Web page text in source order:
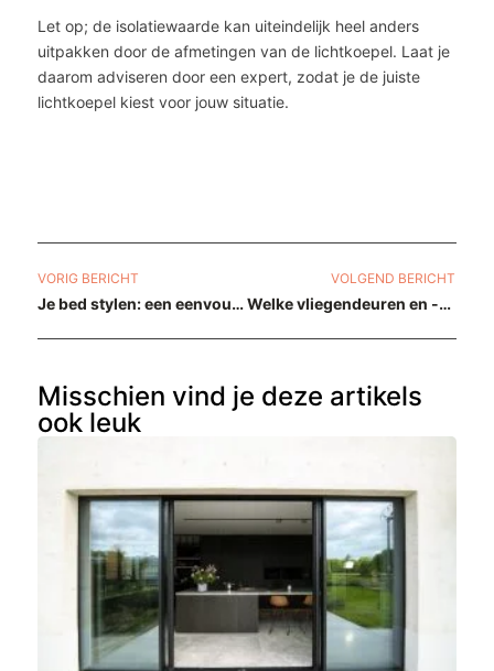
Let op; de isolatiewaarde kan uiteindelijk heel anders
uitpakken door de afmetingen van de lichtkoepel. Laat je
daarom adviseren door een expert, zodat je de juiste
lichtkoepel kiest voor jouw situatie.
VORIG BERICHT
Je bed stylen: een eenvoudig stappenplan
VOLGEND BERICHT
Welke vliegendeuren en -ramen zijn er?
Misschien vind je deze artikels
ook leuk